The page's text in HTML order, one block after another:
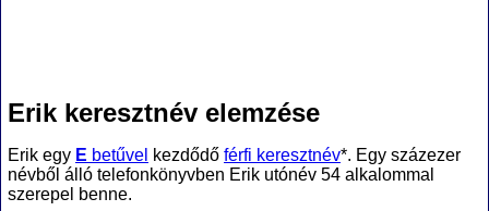
Erik keresztnév elemzése
Erik egy E betűvel kezdődő férfi keresztnév*. Egy százezer
névből álló telefonkönyvben Erik utónév 54 alkalommal
szerepel benne.